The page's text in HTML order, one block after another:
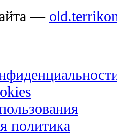
—
политика